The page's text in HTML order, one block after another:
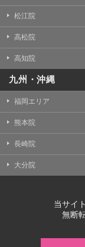
松江院
高松院
高知院
九州・沖縄
福岡エリア
熊本院
長崎院
大分院
当サイ
無断